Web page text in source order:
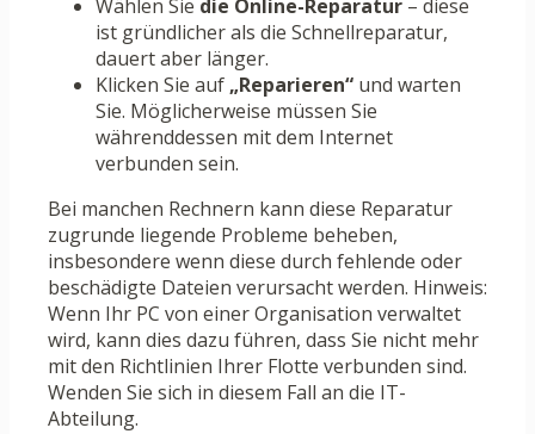
Wählen Sie die Online-Reparatur – diese
ist gründlicher als die Schnellreparatur,
dauert aber länger.
Klicken Sie auf „Reparieren“ und warten
Sie. Möglicherweise müssen Sie
währenddessen mit dem Internet
verbunden sein.
Bei manchen Rechnern kann diese Reparatur
zugrunde liegende Probleme beheben,
insbesondere wenn diese durch fehlende oder
beschädigte Dateien verursacht werden. Hinweis:
Wenn Ihr PC von einer Organisation verwaltet
wird, kann dies dazu führen, dass Sie nicht mehr
mit den Richtlinien Ihrer Flotte verbunden sind.
Wenden Sie sich in diesem Fall an die IT-
Abteilung.